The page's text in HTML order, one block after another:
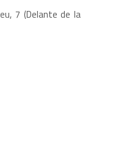
7 (Delante de la